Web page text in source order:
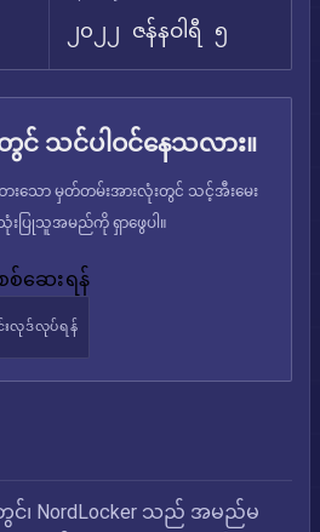
၂၀၂၂ ဇန်နဝါရီ ၅
င် သင်ပါဝင်နေသလား။
ထားသော မှတ်တမ်းအားလုံးတွင် သင့်အီးမေး
ပြုသူအမည်ကို ရှာဖွေပါ။
ဆေးရန်
းလုဒ်လုပ်ရန်
င်၊ NordLocker သည် အမည်မ